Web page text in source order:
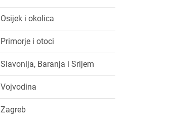
Osijek i okolica
Primorje i otoci
Slavonija, Baranja i Srijem
Vojvodina
Zagreb